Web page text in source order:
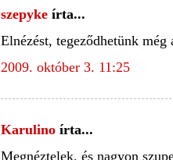
szepyke írta...
Elnézést, tegeződhetünk
2009. október 3. 11:25
Karulino írta...
Megnéztelek, és nagyon